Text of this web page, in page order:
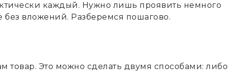
каждый. Нужно лишь проявить немного
вложений. Разберемся пошагово.
товар. Это можно сделать двумя способами: либо